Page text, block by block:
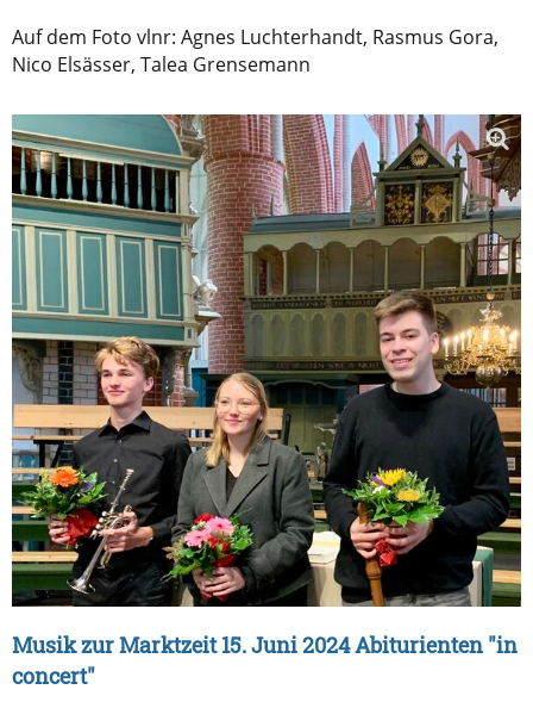
Auf dem Foto vlnr: Agnes Luchterhandt, Rasmus Gora,
Nico Elsässer, Talea Grensemann
Musik zur Marktzeit 15. Juni 2024 Abiturienten "in
concert"